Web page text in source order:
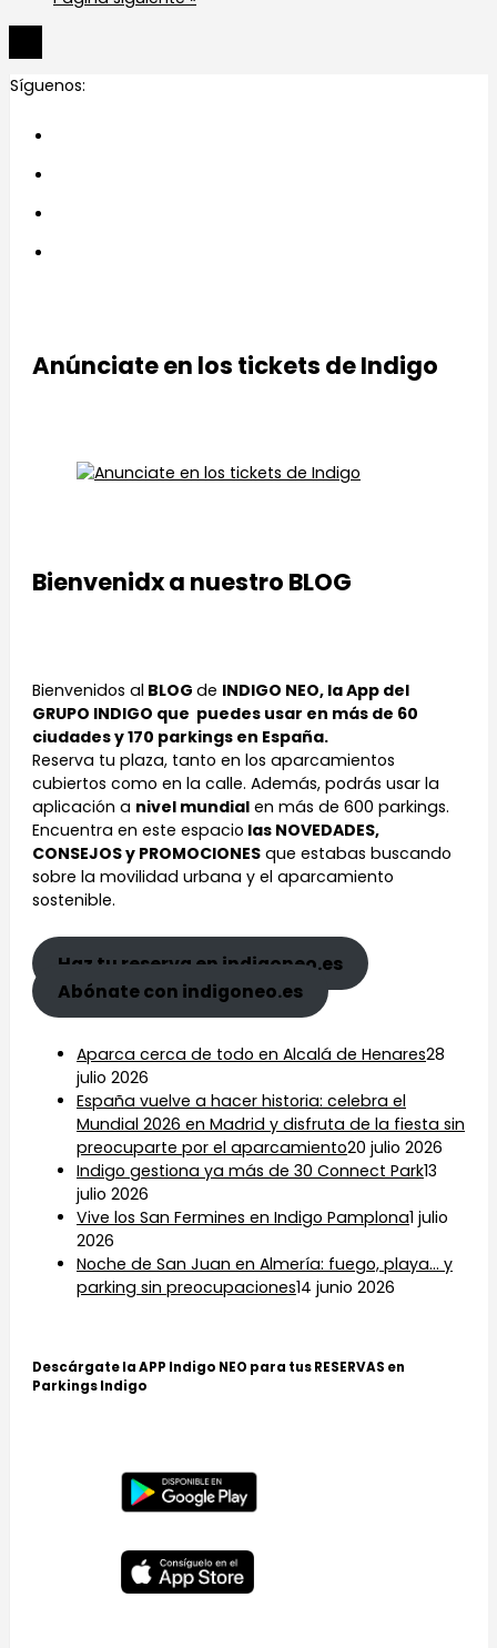
Síguenos:
Anúnciate en los tickets de Indigo
Bienvenidx a nuestro BLOG
Bienvenidos al BLOG de INDIGO NEO, la App del
GRUPO INDIGO que puedes usar en más de 60
ciudades y 170 parkings en España.
Reserva tu plaza, tanto en los aparcamientos
cubiertos como en la calle. Además, podrás usar la
aplicación a nivel mundial en más de 600 parkings.
Encuentra en este espacio las NOVEDADES,
CONSEJOS y PROMOCIONES que estabas buscando
sobre la movilidad urbana y el aparcamiento
sostenible.
Haz tu reserva en indigoneo.es
Abónate con indigoneo.es
Aparca cerca de todo en Alcalá de Henares28
julio 2026
España vuelve a hacer historia: celebra el
Mundial 2026 en Madrid y disfruta de la fiesta sin
preocuparte por el aparcamiento20 julio 2026
Indigo gestiona ya más de 30 Connect Park13
julio 2026
Vive los San Fermines en Indigo Pamplona1 julio
2026
Noche de San Juan en Almería: fuego, playa… y
parking sin preocupaciones14 junio 2026
Descárgate la APP Indigo NEO para tus RESERVAS en
Parkings Indigo